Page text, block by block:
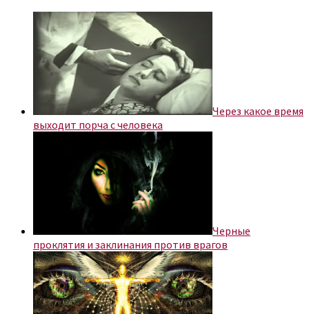
Через какое время
выходит порча с человека
Черные
проклятия и заклинания против врагов